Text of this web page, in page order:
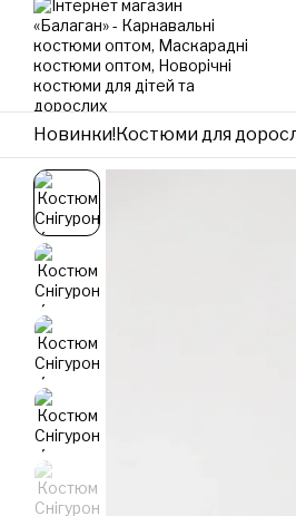
Перейти до основного контенту
Новинки!Костюми для